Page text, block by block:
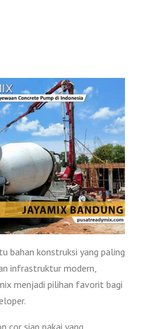
bahan konstruksi yang paling
infrastruktur modern,
menjadi pilihan favorit bagi
cor siap pakai yang